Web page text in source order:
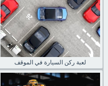
لعبة ركن السيارة في الموقف